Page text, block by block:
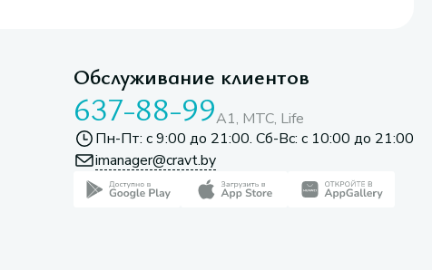
Обслуживание клиентов
637-88-99A1, МТС, Life
Пн-Пт: с 9:00 до 21:00. Сб-Вс: с 10:00 до 21:00
imanager@cravt.by